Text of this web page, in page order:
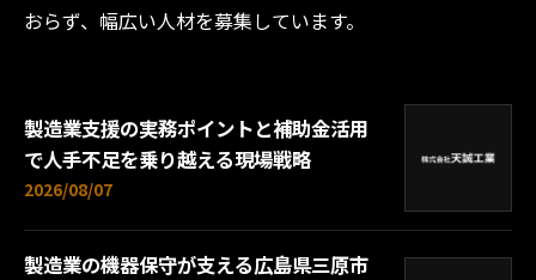
おらず、幅広い人材を募集しています。
製造業支援の実務ポイントと補助金活用
で人手不足を乗り越える現場戦略
2026/08/07
製造業の機器保守が支える広島県三原市